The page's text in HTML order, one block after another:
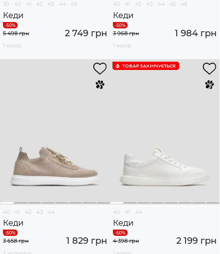
39 40 41 42 43 44 45
Кеди
2 749 грн
5 498 грн
1 колір
40 41 42 43 44 45 46
Кеди
1 984 грн
3 968 грн
1 колір
40 41 42 43 44
Кеди
1 829 грн
3 658 грн
ТОВАР ЗАКІНЧУЄTЬСЯ
40 41 44
Кеди
2 199 грн
4 398 грн